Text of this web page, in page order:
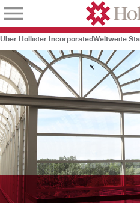
Über Hollister IncorporatedWeltweite